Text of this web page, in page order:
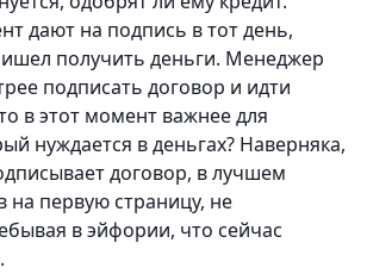
дают на подпись в тот день,
получить деньги. Менеджер
подписать договор и идти
в этот момент важнее для
нуждается в деньгах? Наверняка,
договор, в лучшем
на первую страницу, не
в эйфории, что сейчас